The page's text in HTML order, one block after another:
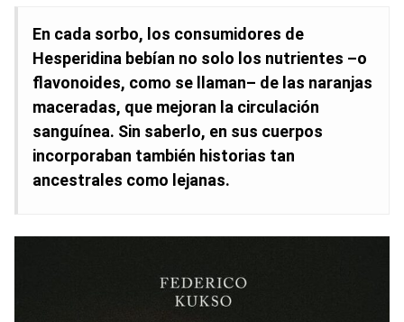
En cada sorbo, los consumidores de
Hesperidina bebían no solo los nutrientes –o
flavonoides, como se llaman– de las naranjas
maceradas, que mejoran la circulación
sanguínea. Sin saberlo, en sus cuerpos
incorporaban también historias tan
ancestrales como lejanas.